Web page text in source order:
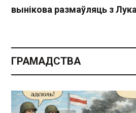
вынікова размаўляць з
ГРАМАДСТВА